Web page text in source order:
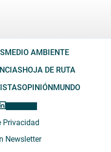
MEDIO AMBIENTE
HOJA DE RUTA
OPINIÓN MUNDO
Privacidad
Newsletter